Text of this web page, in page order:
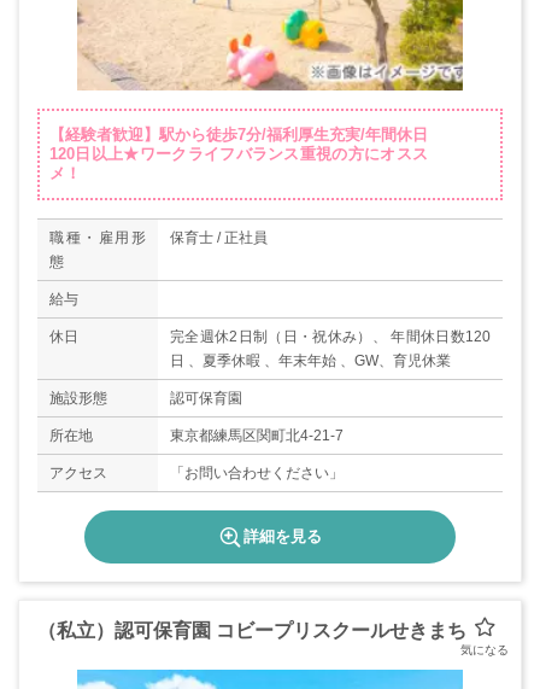
【経験者歓迎】駅から徒歩7分/福利厚生充実/年間休日
120日以上★ワークライフバランス重視の方にオスス
メ！
職種・雇用形
態
保育士 / 正社員
給与
休日
完全週休2日制（日・祝休み）、 年間休日数120
日 、夏季休暇 、年末年始 、GW、育児休業
施設形態 認可保育園
所在地 東京都練馬区関町北4-21-7
アクセス 「お問い合わせください」
詳細を見る
（私立）認可保育園 コビープリスクールせきまち